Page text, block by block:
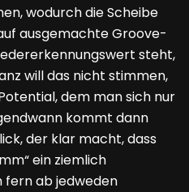
wodurch die Scheibe
ausgemachte Groove-
steht,
will das nicht stimmen,
dem man sich nur
kommt dann
der klar macht, dass
ein ziemlich
fern ab jedweden